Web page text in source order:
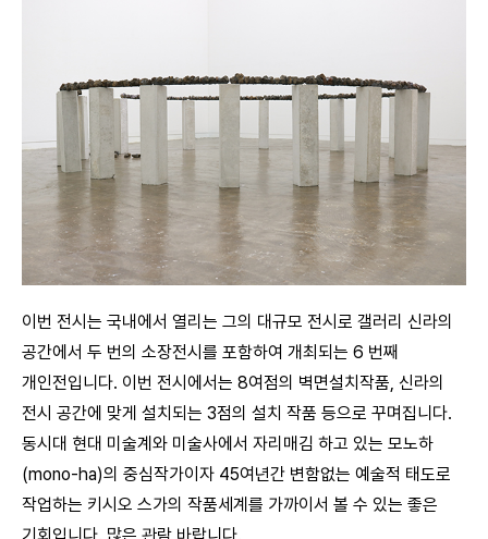
이번 전시는 국내에서 열리는 그의 대규모 전시로 갤러리 신라의
공간에서 두 번의 소장전시를 포함하여 개최되는 6 번째
개인전입니다. 이번 전시에서는 8여점의 벽면설치작품, 신라의
전시 공간에 맞게 설치되는 3점의 설치 작품 등으로 꾸며집니다.
동시대 현대 미술계와 미술사에서 자리매김 하고 있는 모노하
(mono-ha)의 중심작가이자 45여년간 변함없는 예술적 태도로
작업하는 키시오 스가의 작품세계를 가까이서 볼 수 있는 좋은